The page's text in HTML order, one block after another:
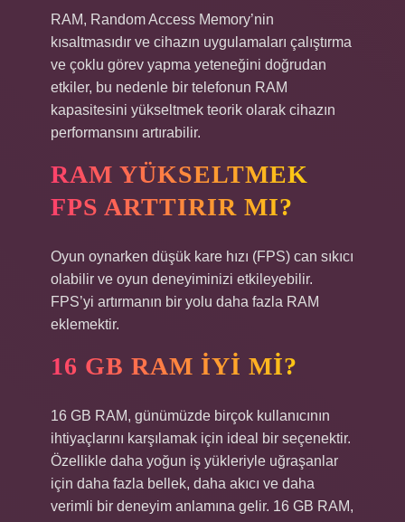
RAM, Random Access Memory’nin
kısaltmasıdır ve cihazın uygulamaları çalıştırma
ve çoklu görev yapma yeteneğini doğrudan
etkiler, bu nedenle bir telefonun RAM
kapasitesini yükseltmek teorik olarak cihazın
performansını artırabilir.
RAM YÜKSELTMEK
FPS ARTTIRIR MI?
Oyun oynarken düşük kare hızı (FPS) can sıkıcı
olabilir ve oyun deneyiminizi etkileyebilir.
FPS’yi artırmanın bir yolu daha fazla RAM
eklemektir.
16 GB RAM IYI MI?
16 GB RAM, günümüzde birçok kullanıcının
ihtiyaçlarını karşılamak için ideal bir seçenektir.
Özellikle daha yoğun iş yükleriyle uğraşanlar
için daha fazla bellek, daha akıcı ve daha
verimli bir deneyim anlamına gelir. 16 GB RAM,